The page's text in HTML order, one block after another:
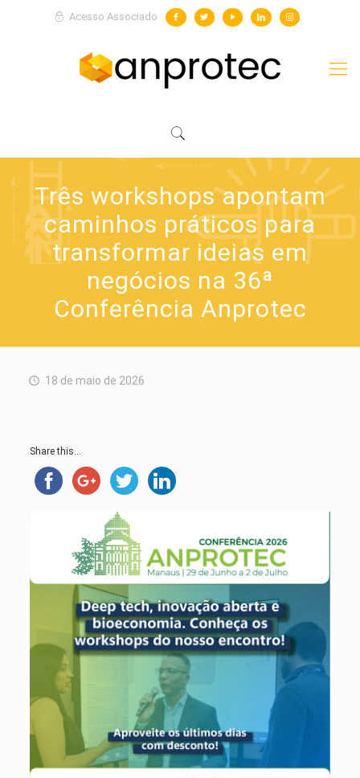
Acesso Associado
Três workshops apontam
caminhos práticos para
transformar ideias em
negócios na 36ª
Conferência Anprotec
18 de maio de 2026
Share this...